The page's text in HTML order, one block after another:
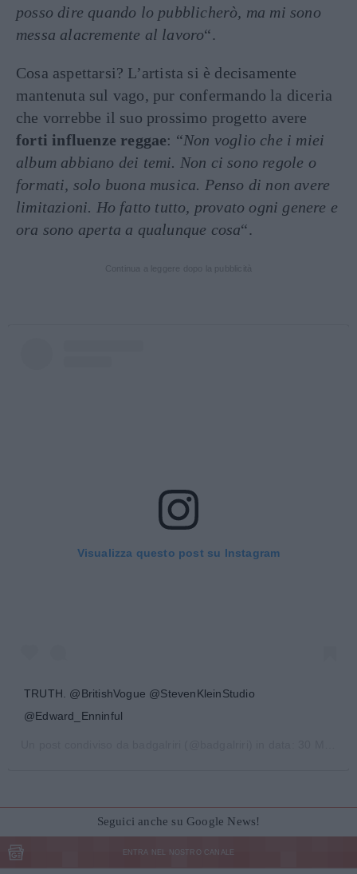
posso dire quando lo pubblicherò, ma mi sono
messa alacremente al lavoro“.
Cosa aspettarsi? L’artista si è decisamente
mantenuta sul vago, pur confermando la diceria
che vorrebbe il suo prossimo progetto avere
forti influenze reggae: “Non voglio che i miei
album abbiano dei temi. Non ci sono regole o
formati, solo buona musica. Penso di non avere
limitazioni. Ho fatto tutto, provato ogni genere e
ora sono aperta a qualunque cosa“.
Visualizza questo post su Instagram
TRUTH. @BritishVogue @StevenKleinStudio
@Edward_Enninful
Seguici anche su Google News!
ENTRA NEL NOSTRO CANALE